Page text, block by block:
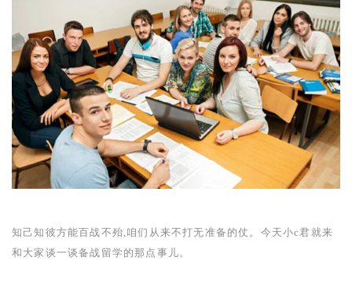
知己知彼方能百战不殆,咱们从来不打无准备的仗。今天小c君就来
和大家谈一谈备战留学的那点事儿。